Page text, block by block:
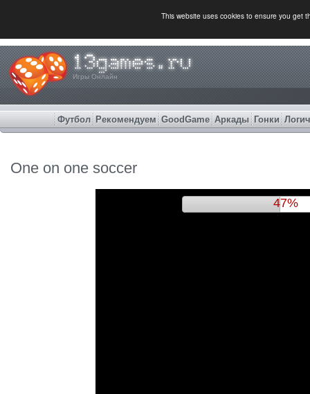
This website uses cookies to ensure you get
Игры Онлайн
Футбол Рекомендуем GoodGame Аркады Гонки
One on one soccer
50%